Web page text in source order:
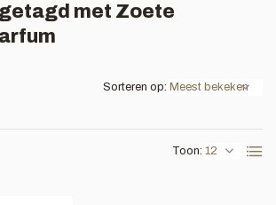
met Zoete
Toon:
Sorteren op: